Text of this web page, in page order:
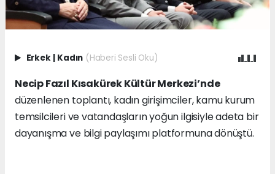
Erkek | Kadın (Haberi Sesli Oku)
Necip Fazıl Kısakürek Kültür Merkezi’nde
düzenlenen toplantı, kadın girişimciler, kamu kurum
temsilcileri ve vatandaşların yoğun ilgisiyle adeta bir
dayanışma ve bilgi paylaşımı platformuna dönüştü.